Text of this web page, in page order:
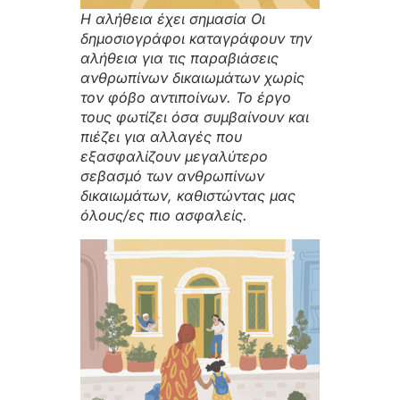
Η αλήθεια έχει σημασία Οι
δημοσιογράφοι καταγράφουν την
αλήθεια για τις παραβιάσεις
ανθρωπίνων δικαιωμάτων χωρίς
τον φόβο αντιποίνων. Το έργο
τους φωτίζει όσα συμβαίνουν και
πιέζει για αλλαγές που
εξασφαλίζουν μεγαλύτερο
σεβασμό των ανθρωπίνων
δικαιωμάτων, καθιστώντας μας
όλους/ες πιο ασφαλείς.